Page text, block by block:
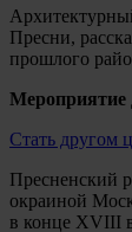
Пресни,
прошлого
Мероприятие
Стать другом
Пресненский
окраиной
в конце XVIII